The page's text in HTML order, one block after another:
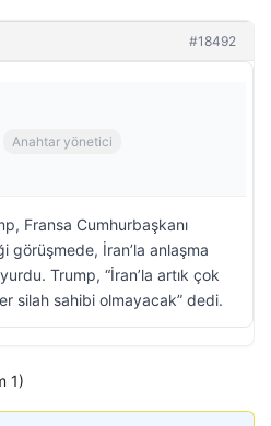
#18492
Anahtar yönetici
Fransa Cumhurbaşkanı
görüşmede, İran’la anlaşma
Trump, “İran’la artık çok
silah sahibi olmayacak” dedi.
1)